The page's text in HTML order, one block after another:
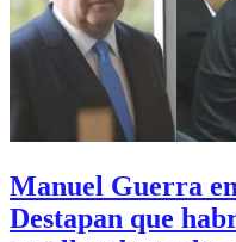
Manuel Guerra
Destapan que